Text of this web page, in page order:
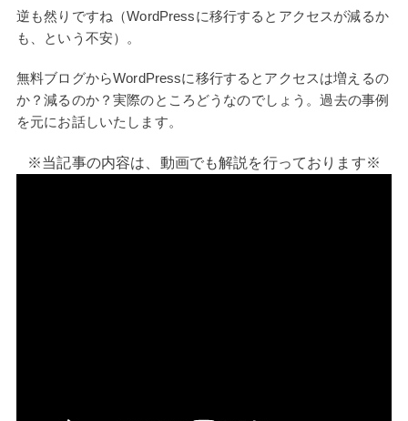
逆も然りですね（WordPressに移行するとアクセスが減るか
も、という不安）。
無料ブログからWordPressに移行するとアクセスは増えるの
か？減るのか？実際のところどうなのでしょう。過去の事例
を元にお話しいたします。
※当記事の内容は、動画でも解説を行っております※